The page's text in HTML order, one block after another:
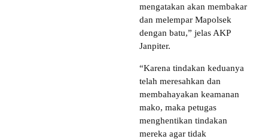
mengatakan akan membakar
dan melempar Mapolsek
dengan batu,” jelas AKP
Janpiter.
“Karena tindakan keduanya
telah meresahkan dan
membahayakan keamanan
mako, maka petugas
menghentikan tindakan
mereka agar tidak